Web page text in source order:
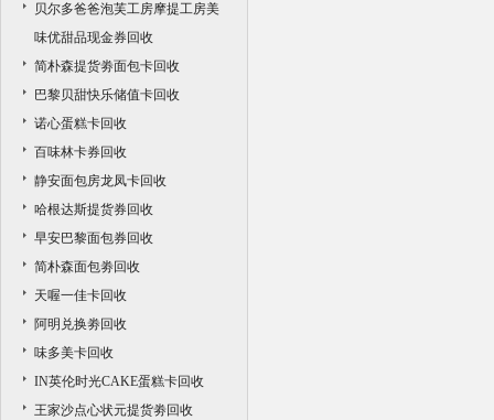
贝尔多爸爸泡芙工房摩提工房美
味优甜品现金券回收
简朴森提货劵面包卡回收
巴黎贝甜快乐储值卡回收
诺心蛋糕卡回收
百味林卡券回收
静安面包房龙凤卡回收
哈根达斯提货券回收
早安巴黎面包券回收
简朴森面包劵回收
天喔一佳卡回收
阿明兑换劵回收
味多美卡回收
IN英伦时光CAKE蛋糕卡回收
王家沙点心状元提货劵回收